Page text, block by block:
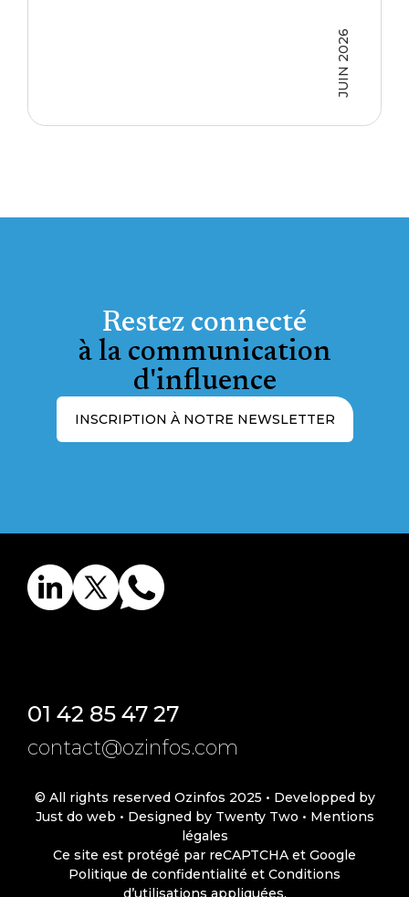
JUIN 2026
Restez connecté
à la communication
d'influence
INSCRIPTION À NOTRE NEWSLETTER
contact@ozinfos.com
01 42 85 47 27
© All rights reserved Ozinfos 2025 • Developped by
Just do web • Designed by Twenty Two • Mentions
légales
Ce site est protégé par reCAPTCHA et Google
Politique de confidentialité et Conditions
d’utilisations appliquées.